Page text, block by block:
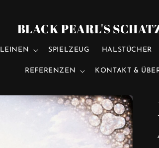
BLACK PEARL'S
LEINEN SPIELZEUG HALSTÜCHER
REFERENZEN KONTAKT &